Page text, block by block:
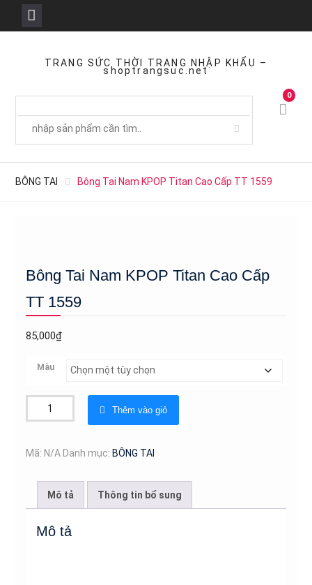
TRANG SỨC THỜI TRANG NHẬP KHẨU –
shoptrangsuc.net
0
BÔNG TAI Bông Tai Nam KPOP Titan Cao Cấp TT 1559
Bông Tai Nam KPOP Titan Cao Cấp
TT 1559
85,000₫
Màu
Tai
KPOP
1559
Thêm vào giỏ
Mã: N/A Danh mục: BÔNG TAI
Mô tả Thông tin bổ sung
Mô tả